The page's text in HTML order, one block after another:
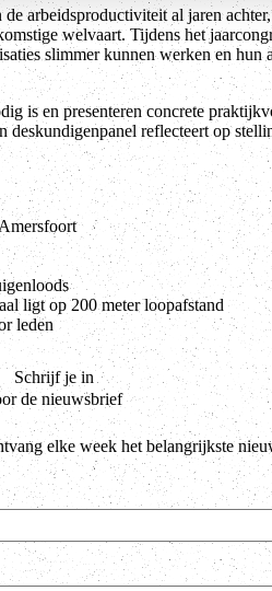
arbeidsproductiviteit al jaren
welvaart. Tijdens het
slimmer kunnen werken en hun
is en presenteren concrete
deskundigenpanel reflecteert op
ligt op 200 meter loopafstand
leden
Schrijf je in
de nieuwsbrief
elke week het belangrijkste